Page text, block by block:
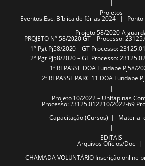
Projetos
Eventos Esc. Bíblica de férias 2024
Projeto 58/2020-A
PROJETO Nº 58/2020 GT – Processo:
1º Pgt Pj58/2020 – GT Processo:
2º Pgt Pj58/2020 – GT Processo:
1ª REPASSE DOA Fundape Pj58/
2ª REPASSE PARC 11 DOA Fundape
Projeto 10/2022 – Unifap nas
Processo: 23125.012210/2022-69
Capacitação (Cursos)
Material
EDITAIS
ArquivosOfícios/Doc
CHAMADA VOLUNTÁRIO Inscrição online